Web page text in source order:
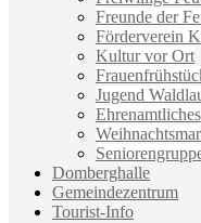
Freunde der
Förderverein
Kultur vor Ort
Jugend
Domberghalle
Gemeindezentrum
Tourist-Info